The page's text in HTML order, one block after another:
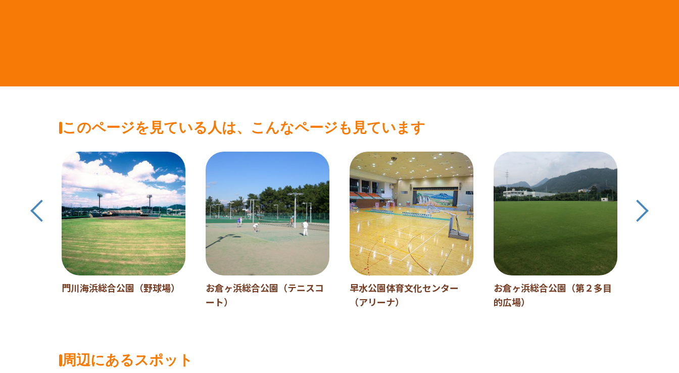
このページを見ている人は、こんなページも見ています
門川海浜総合公園（野球場）
お倉ヶ浜総合公園（テニスコ
ート）
早水公園体育文化センター
（アリーナ）
お倉ヶ浜総合公園（第２多目
的広場）
周辺にあるスポット